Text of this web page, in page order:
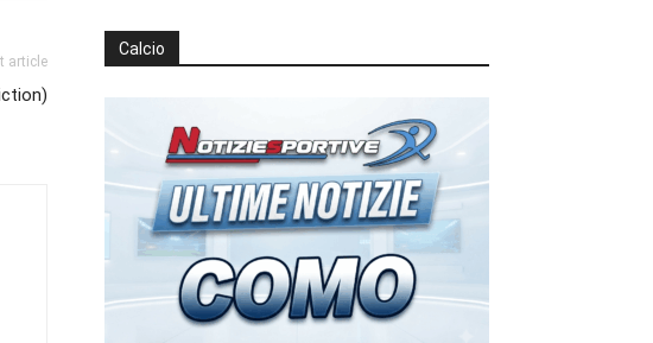
article
Calcio